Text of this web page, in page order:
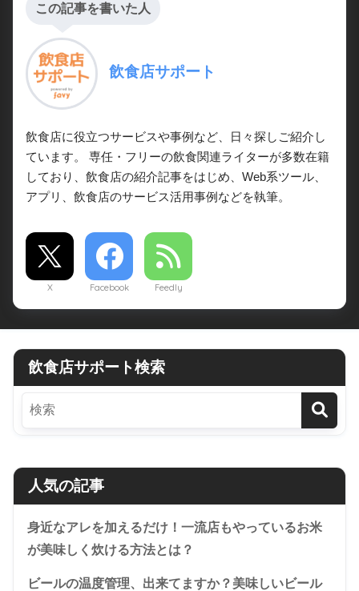
この記事を書いた人
飲食店サポート
飲食店に役立つサービスや事例など、日々探しご紹介し
ています。 専任・フリーの飲食関連ライターが多数在籍
しており、飲食店の紹介記事をはじめ、Web系ツール、
アプリ、飲食店のサービス活用事例などを執筆。
X Facebook Feedly
飲食店サポート検索
人気の記事
身近なアレを加えるだけ！一流店もやっているお米
が美味しく炊ける方法とは？
ビールの温度管理、出来てますか？美味しいビール